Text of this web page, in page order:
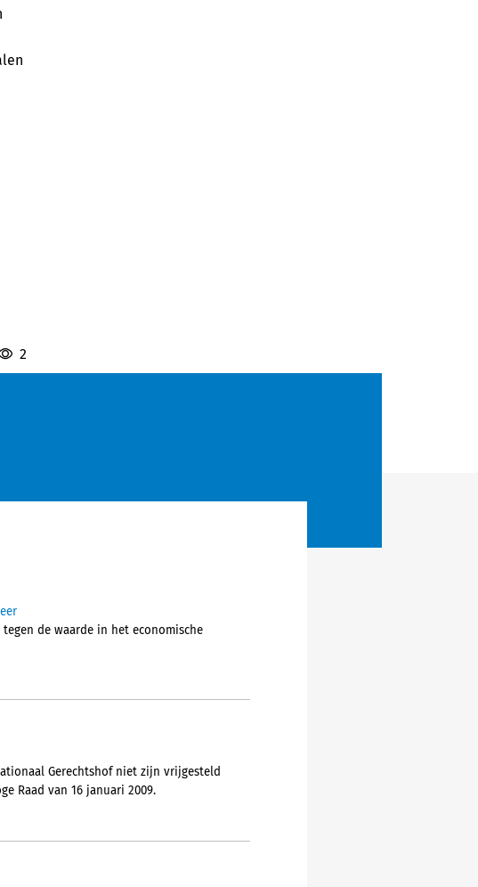
2
de waarde in het economische
Gerechtshof niet zijn vrijgesteld
Raad van 16 januari 2009.